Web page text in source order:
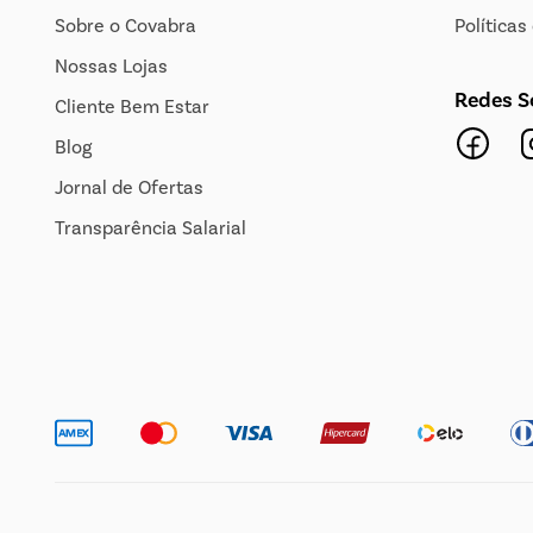
Sobre o Covabra
Nossas Lojas
Cliente Bem Estar
Blog
Jornal de Ofertas
Transparência Salarial
Políticas
Redes